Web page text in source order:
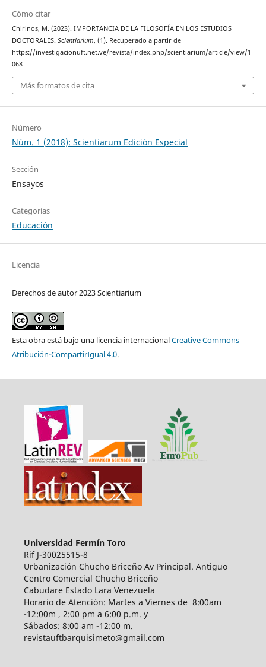
Cómo citar
Chirinos, M. (2023). IMPORTANCIA DE LA FILOSOFÍA EN LOS ESTUDIOS
DOCTORALES. Scientiarium, (1). Recuperado a partir de
https://investigacionuft.net.ve/revista/index.php/scientiarium/article/view/1
068
Más formatos de cita
Número
Núm. 1 (2018): Scientiarum Edición Especial
Sección
Ensayos
Categorías
Educación
Licencia
Derechos de autor 2023 Scientiarium
Esta obra está bajo una licencia internacionalCreative Commons
Atribución-CompartirIgual 4.0.
Universidad Fermín Toro
Rif J-30025515-8
Urbanización Chucho Briceño Av Principal. Antiguo
Centro Comercial Chucho Briceño
Cabudare Estado Lara Venezuela
Horario de Atención: Martes a Viernes de 8:00am
-12:00m , 2:00 pm a 6:00 p.m. y
Sábados: 8:00 am -12:00 m.
revistauftbarquisimeto@gmail.com